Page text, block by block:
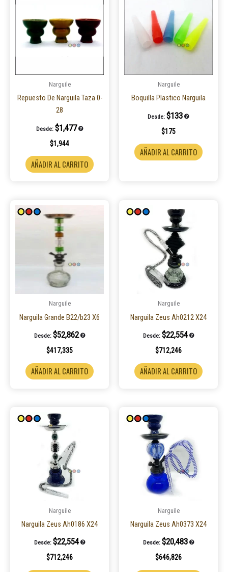
Narguile
Repuesto De Narguila Taza 0-
28
Desde: $1,477
$1,944
AÑADIR AL CARRITO
Narguile
Boquilla Plastico Narguila
Desde: $133
$175
AÑADIR AL CARRITO
Narguile
Narguila Grande B22/b23 X6
Desde: $52,862
$417,335
AÑADIR AL CARRITO
Narguile
Narguila Zeus Ah0212 X24
Desde: $22,554
$712,246
AÑADIR AL CARRITO
Narguile
Narguila Zeus Ah0186 X24
Desde: $22,554
$712,246
Narguile
Narguila Zeus Ah0373 X24
Desde: $20,483
$646,826